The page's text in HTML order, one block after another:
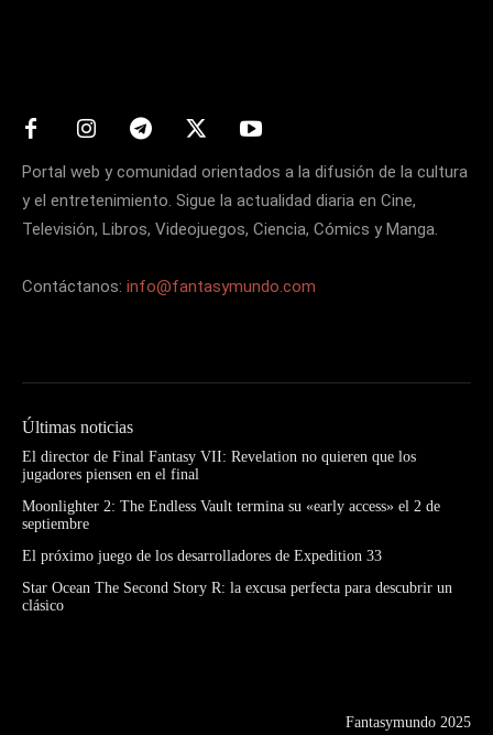
Portal web y comunidad orientados a la difusión de la cultura
y el entretenimiento. Sigue la actualidad diaria en Cine,
Televisión, Libros, Videojuegos, Ciencia, Cómics y Manga.
Contáctanos: info@fantasymundo.com
Últimas noticias
El director de Final Fantasy VII: Revelation no quieren que los
jugadores piensen en el final
Moonlighter 2: The Endless Vault termina su «early access» el 2 de
septiembre
El próximo juego de los desarrolladores de Expedition 33
Star Ocean The Second Story R: la excusa perfecta para descubrir un
clásico
Fantasymundo 2025